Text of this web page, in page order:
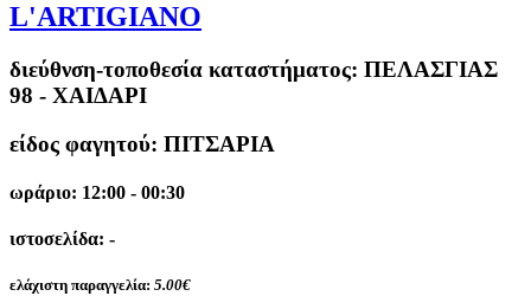
L'ARTIGIANO
διεύθνση-τοποθεσία καταστήματος: ΠΕΛΑΣΓΙΑΣ
98 - ΧΑΙΔΑΡΙ
είδος φαγητού: ΠΙΤΣΑΡΙΑ
ωράριο: 12:00 - 00:30
ιστοσελίδα: -
ελάχιστη παραγγελία: 5.00€